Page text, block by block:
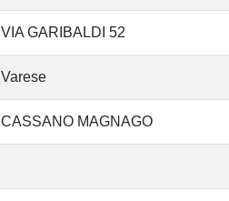
VIA GARIBALDI 52
Varese
CASSANO MAGNAGO